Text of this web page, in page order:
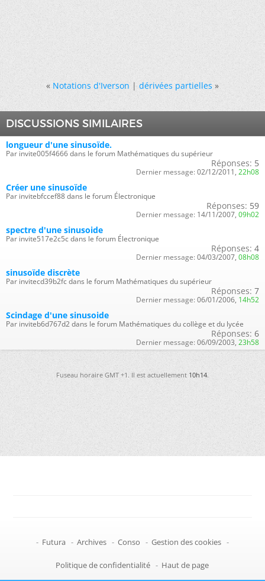
« Notations d'Iverson|dérivées partielles »
DISCUSSIONS SIMILAIRES
longueur d'une sinusoïde.
Par invite005f4666 dans le forum Mathématiques du supérieur
Réponses: 5
Dernier message: 02/12/2011, 22h08
Créer une sinusoïde
Par invitebfccef88 dans le forum Électronique
Réponses: 59
Dernier message: 14/11/2007, 09h02
spectre d'une sinusoide
Par invite517e2c5c dans le forum Électronique
Réponses: 4
Dernier message: 04/03/2007, 08h08
sinusoïde discrète
Par invitecd39b2fc dans le forum Mathématiques du supérieur
Réponses: 7
Dernier message: 06/01/2006, 14h52
Scindage d'une sinusoide
Par inviteb6d767d2 dans le forum Mathématiques du collège et du lycée
Réponses: 6
Dernier message: 06/09/2003, 23h58
Fuseau horaire GMT +1. Il est actuellement10h14.
- Futura - Archives - Conso - Gestion des cookies -
Politique de confidentialité - Haut de page